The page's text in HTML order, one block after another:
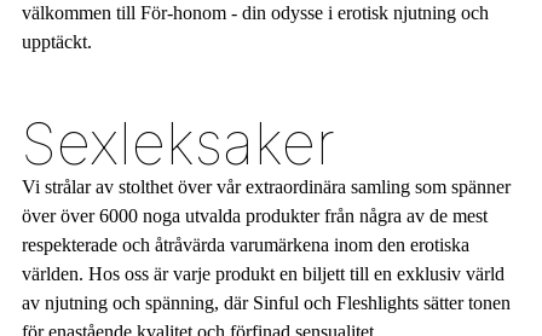
välkommen till För-honom - din odysse i erotisk njutning och
upptäckt.
Sexleksaker
Vi strålar av stolthet över vår extraordinära samling som spänner
över över 6000 noga utvalda produkter från några av de mest
respekterade och åtråvärda varumärkena inom den erotiska
världen. Hos oss är varje produkt en biljett till en exklusiv värld
av njutning och spänning, där Sinful och Fleshlights sätter tonen
för enastående kvalitet och förfinad sensualitet.